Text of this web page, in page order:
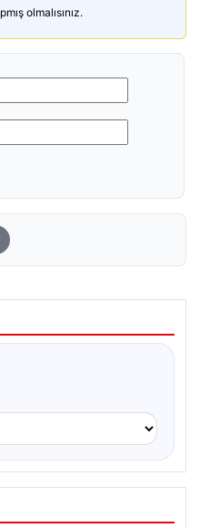
olmalısınız.